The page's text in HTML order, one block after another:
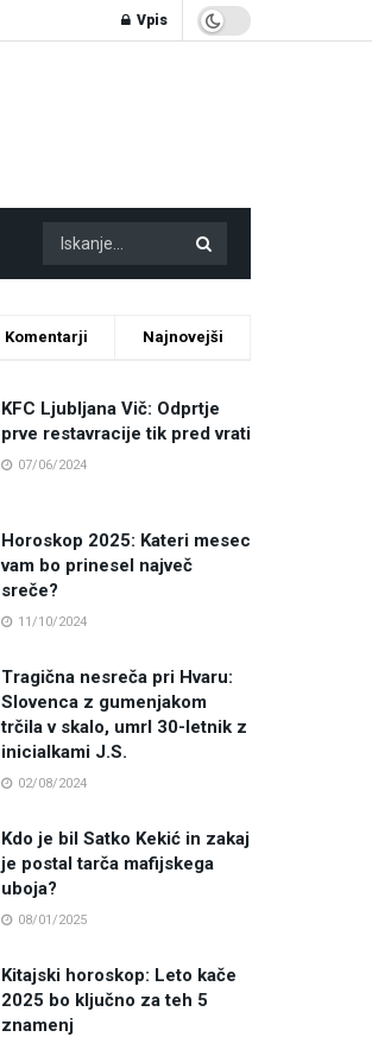
Vpis
Komentarji Najnovejši
KFC Ljubljana Vič: Odprtje
prve restavracije tik pred vrati
07/06/2024
Horoskop 2025: Kateri mesec
vam bo prinesel največ
sreče?
11/10/2024
Tragična nesreča pri Hvaru:
Slovenca z gumenjakom
trčila v skalo, umrl 30-letnik z
inicialkami J.S.
02/08/2024
Kdo je bil Satko Kekić in zakaj
je postal tarča mafijskega
uboja?
08/01/2025
Kitajski horoskop: Leto kače
2025 bo ključno za teh 5
znamenj